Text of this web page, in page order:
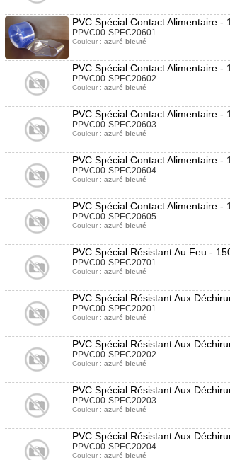
PVC Spécial Contact Alimentaire -
PPVC00-SPEC20601
Couleur : azuré bleuté
PVC Spécial Contact Alimentaire -
PPVC00-SPEC20602
Couleur : azuré bleuté
PVC Spécial Contact Alimentaire -
PPVC00-SPEC20603
Couleur : azuré bleuté
PVC Spécial Contact Alimentaire -
PPVC00-SPEC20604
Couleur : azuré bleuté
PVC Spécial Contact Alimentaire -
PPVC00-SPEC20605
Couleur : azuré bleuté
PVC Spécial Résistant Au Feu -
PPVC00-SPEC20701
Couleur : azuré bleuté
PVC Spécial Résistant Aux
PPVC00-SPEC20201
Couleur : azuré bleuté
PVC Spécial Résistant Aux
PPVC00-SPEC20202
Couleur : azuré bleuté
PVC Spécial Résistant Aux
PPVC00-SPEC20203
Couleur : azuré bleuté
PVC Spécial Résistant Aux
PPVC00-SPEC20204
Couleur : azuré bleuté